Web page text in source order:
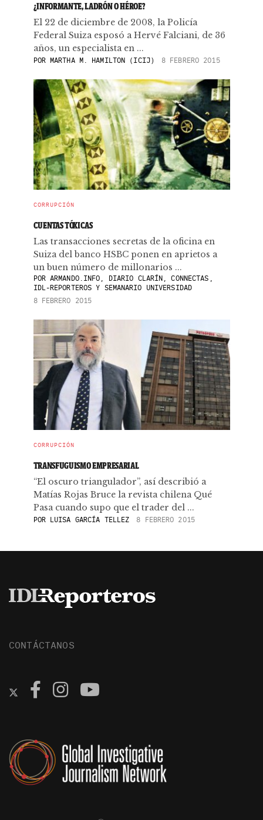
¿INFORMANTE, LADRÓN O HÉROE?
El 22 de diciembre de 2008, la Policía
Federal Suiza esposó a Hervé Falciani, de 36
años, un especialista en ...
PORMARTHA M. HAMILTON (ICIJ) 8 FEBRERO 2015
CORRUPCIÓN
CUENTAS TÓXICAS
Las transacciones secretas de la oficina en
Suiza del banco HSBC ponen en aprietos a
un buen número de millonarios ...
PORARMANDO.INFO, DIARIO CLARÍN, CONNECTAS,
IDL-REPORTEROS Y SEMANARIO UNIVERSIDAD
8 FEBRERO 2015
CORRUPCIÓN
TRANSFUGUISMO EMPRESARIAL
“El oscuro triangulador”, así describió a
Matías Rojas Bruce la revista chilena Qué
Pasa cuando supo que el trader del ...
PORLUISA GARCÍA TELLEZ 8 FEBRERO 2015
CONTÁCTANOS